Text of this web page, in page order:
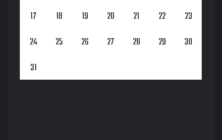
17 18 19 20 21 22
23
24
25 26 27 28 29
30
31